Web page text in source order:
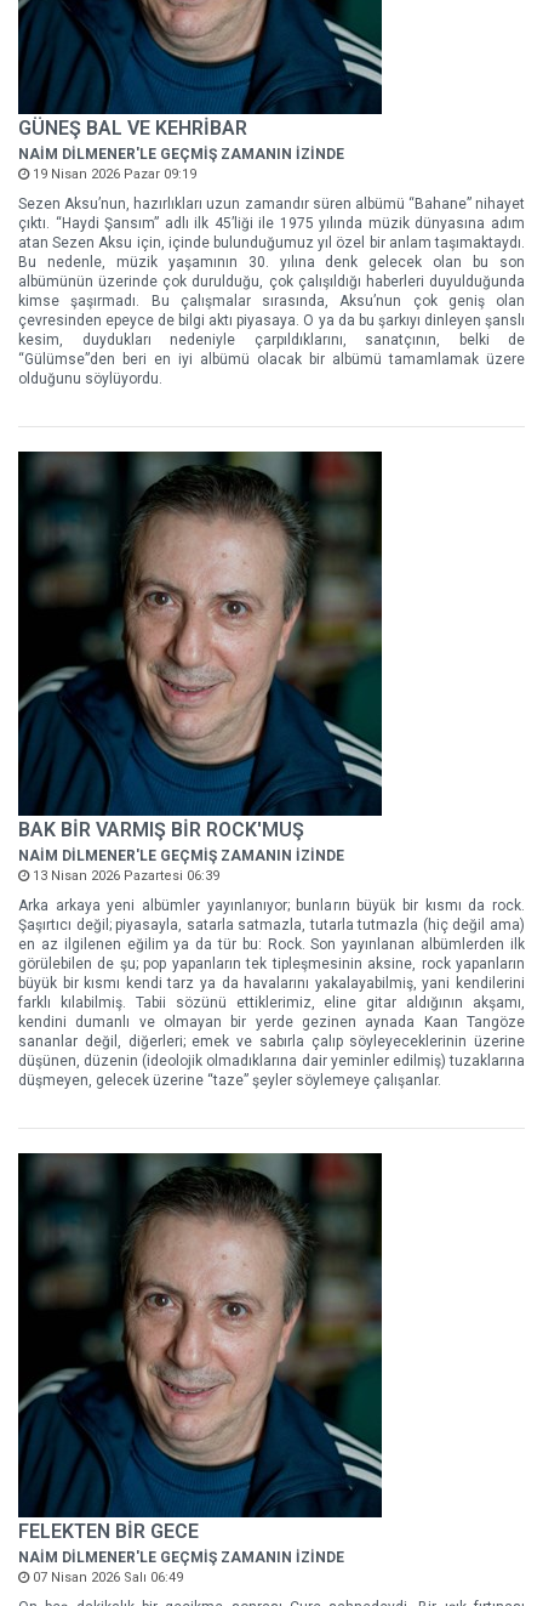
GÜNEŞ BAL VE KEHRİBAR
NAİM DİLMENER'LE GEÇMİŞ ZAMANIN İZİNDE
19 Nisan 2026 Pazar 09:19
Sezen Aksu’nun, hazırlıkları uzun zamandır süren albümü “Bahane” nihayet
çıktı. “Haydi Şansım” adlı ilk 45’liği ile 1975 yılında müzik dünyasına adım
atan Sezen Aksu için, içinde bulunduğumuz yıl özel bir anlam taşımaktaydı.
Bu nedenle, müzik yaşamının 30. yılına denk gelecek olan bu son
albümünün üzerinde çok durulduğu, çok çalışıldığı haberleri duyulduğunda
kimse şaşırmadı. Bu çalışmalar sırasında, Aksu’nun çok geniş olan
çevresinden epeyce de bilgi aktı piyasaya. O ya da bu şarkıyı dinleyen şanslı
kesim, duydukları nedeniyle çarpıldıklarını, sanatçının, belki de
“Gülümse”den beri en iyi albümü olacak bir albümü tamamlamak üzere
olduğunu söylüyordu.
BAK BİR VARMIŞ BİR ROCK'MUŞ
NAİM DİLMENER'LE GEÇMİŞ ZAMANIN İZİNDE
13 Nisan 2026 Pazartesi 06:39
Arka arkaya yeni albümler yayınlanıyor; bunların büyük bir kısmı da rock.
Şaşırtıcı değil; piyasayla, satarla satmazla, tutarla tutmazla (hiç değil ama)
en az ilgilenen eğilim ya da tür bu: Rock. Son yayınlanan albümlerden ilk
görülebilen de şu; pop yapanların tek tipleşmesinin aksine, rock yapanların
büyük bir kısmı kendi tarz ya da havalarını yakalayabilmiş, yani kendilerini
farklı kılabilmiş. Tabii sözünü ettiklerimiz, eline gitar aldığının akşamı,
kendini dumanlı ve olmayan bir yerde gezinen aynada Kaan Tangöze
sananlar değil, diğerleri; emek ve sabırla çalıp söyleyeceklerinin üzerine
düşünen, düzenin (ideolojik olmadıklarına dair yeminler edilmiş) tuzaklarına
düşmeyen, gelecek üzerine “taze” şeyler söylemeye çalışanlar.
FELEKTEN BİR GECE
NAİM DİLMENER'LE GEÇMİŞ ZAMANIN İZİNDE
07 Nisan 2026 Salı 06:49